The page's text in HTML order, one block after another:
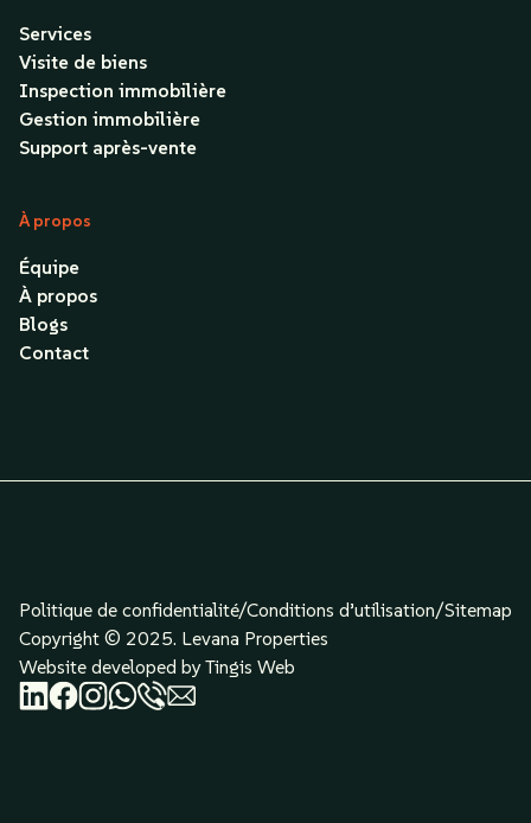
Services
Visite de biens
Inspection immobilière
Gestion immobilière
Support après-vente
À propos
Équipe
À propos
Blogs
Contact
Politique de confidentialité/Conditions d’utilisation/Sitemap
Copyright © 2025. Levana Properties
Website developed by Tingis Web